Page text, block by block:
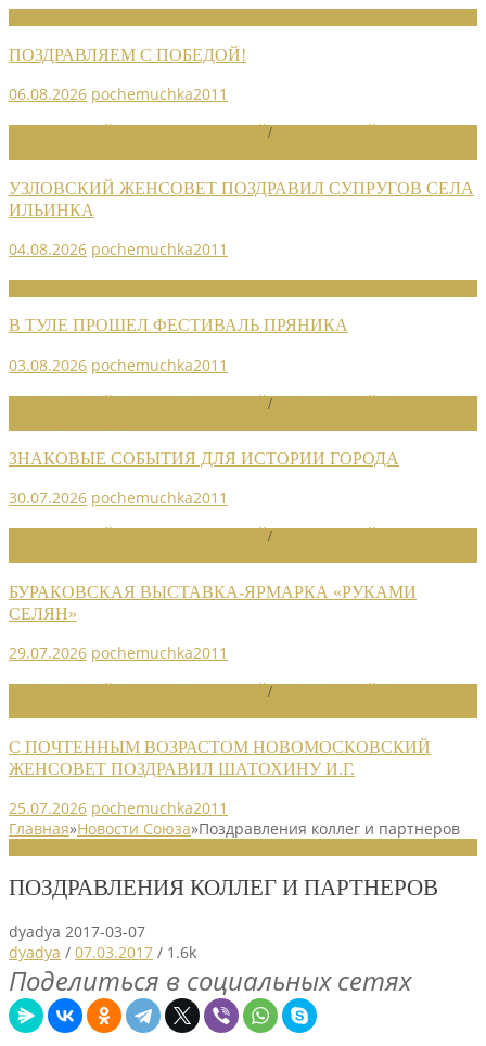
ПОЗДРАВЛЯЕМ С ПОБЕДОЙ!
06.08.2026 pochemuchka2011
/
УЗЛОВСКИЙ ЖЕНСОВЕТ ПОЗДРАВИЛ СУПРУГОВ СЕЛА
ИЛЬИНКА
04.08.2026 pochemuchka2011
В ТУЛЕ ПРОШЕЛ ФЕСТИВАЛЬ ПРЯНИКА
03.08.2026 pochemuchka2011
/
ЗНАКОВЫЕ СОБЫТИЯ ДЛЯ ИСТОРИИ ГОРОДА
30.07.2026 pochemuchka2011
/
БУРАКОВСКАЯ ВЫСТАВКА-ЯРМАРКА «РУКАМИ
СЕЛЯН»
29.07.2026 pochemuchka2011
/
С ПОЧТЕННЫМ ВОЗРАСТОМ НОВОМОСКОВСКИЙ
ЖЕНСОВЕТ ПОЗДРАВИЛ ШАТОХИНУ И.Г.
25.07.2026 pochemuchka2011
Главная»Новости Союза»Поздравления коллег и партнеров
ПОЗДРАВЛЕНИЯ КОЛЛЕГ И ПАРТНЕРОВ
dyadya 2017-03-07
dyadya / 07.03.2017 / 1.6k
Поделиться в социальных сетях